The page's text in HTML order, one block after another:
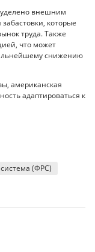
внешним
которые
труда. Также
что может
снижению
американская
адаптироваться к
(ФРС)
выгоднее, чем
перед пенсией в